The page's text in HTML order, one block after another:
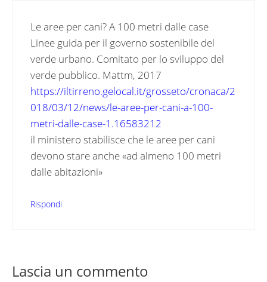
Le aree per cani? A 100 metri dalle case
Linee guida per il governo sostenibile del
verde urbano. Comitato per lo sviluppo del
verde pubblico. Mattm, 2017
https://iltirreno.gelocal.it/grosseto/cronaca/2
018/03/12/news/le-aree-per-cani-a-100-
metri-dalle-case-1.16583212
il ministero stabilisce che le aree per cani
devono stare anche «ad almeno 100 metri
dalle abitazioni»
Rispondi
Lascia un commento